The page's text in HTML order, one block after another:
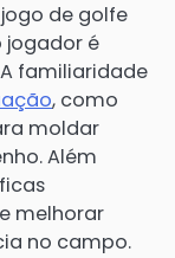
de golfe
jogador é
familiaridade
, como
moldar
Além
melhorar
no campo.